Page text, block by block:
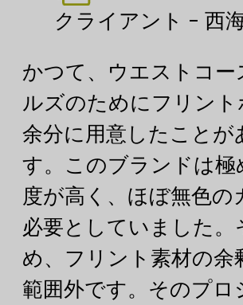
クライアント - 西
かつて、ウエストコー
ルズのためにフリン
余分に用意したことが
す。このブランドは極
度が高く、ほぼ無色の
必要としていました。
め、フリント素材の余
範囲外です。そのプロ